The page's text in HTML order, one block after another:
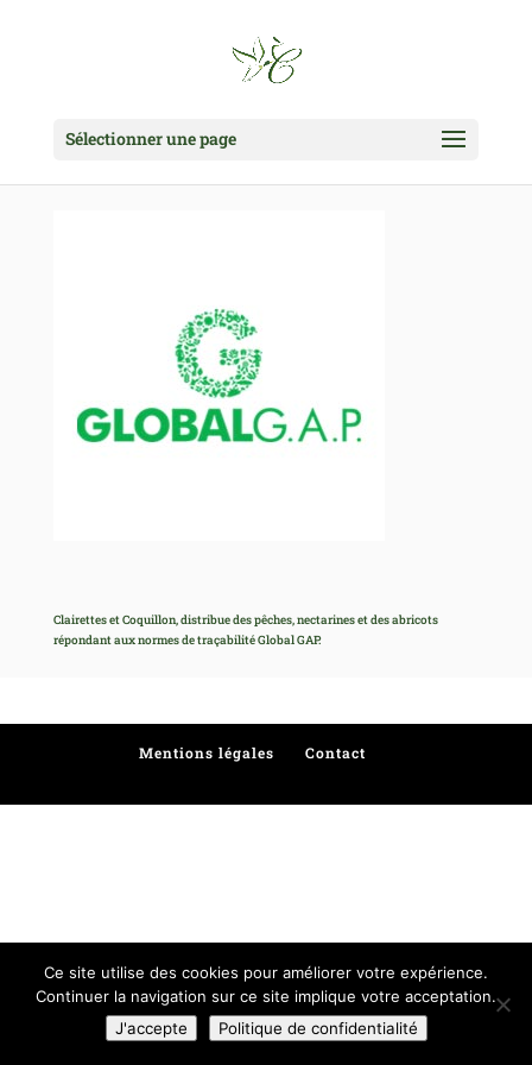
Sélectionner une page
Clairettes et Coquillon, distribue des pêches, nectarines et des abricots
répondant aux normes de traçabilité Global GAP.
Mentions légales Contact
Ce site utilise des cookies pour améliorer votre expérience.
Continuer la navigation sur ce site implique votre acceptation.
J'accepte
Politique de confidentialité